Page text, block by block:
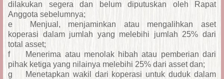
dilakukan segera dan belum diputuskan oleh Rapat
Anggota sebelumnya;
e
Menjual, menjaminkan atau mengalihkan aset
koperasi dalam jumlah yang melebihi jumlah 25% dari
total asset;
f
Menerima atau menolak hibah atau pemberian dari
pihak ketiga yang nilainya melebihi 25% dari asset dan;
g
Menetapkan wakil dari koperasi untuk duduk dalam